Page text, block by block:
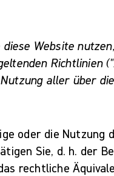
Website
Richtlinien
aller über
oder die Nutzung
Sie, d. h. der
rechtliche